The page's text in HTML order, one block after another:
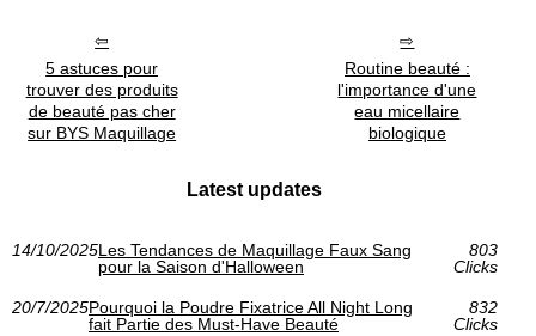
5 astuces pour
trouver des produits
de beauté pas cher
sur BYS Maquillage
Routine beauté :
l'importance d'une
eau micellaire
biologique
Latest updates
14/10/2025Les Tendances de Maquillage Faux Sang
pour la Saison d'Halloween
803
Clicks
20/7/2025Pourquoi la Poudre Fixatrice All Night Long
fait Partie des Must-Have Beauté
832
Clicks